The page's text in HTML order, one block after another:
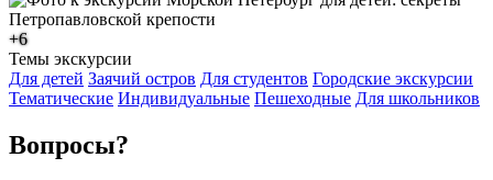
+6
Темы экскурсии
Для детей Заячий остров Для студентов Городские экскурсии
Тематические Индивидуальные Пешеходные Для школьников
Вопросы?